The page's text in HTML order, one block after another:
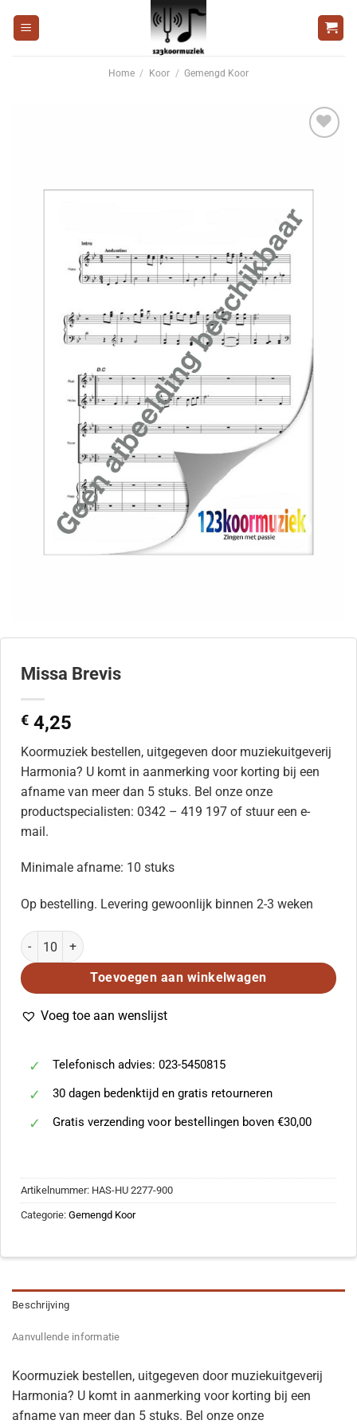
naar
Home / Koor / Gemengd Koor
Missa Brevis
€ 4,25
Koormuziek bestellen, uitgegeven door muziekuitgeverij
Harmonia? U komt in aanmerking voor korting bij een
afname van meer dan 5 stuks. Bel onze onze
productspecialisten: 0342 – 419 197 of stuur een e-
mail.
Minimale afname: 10 stuks
Op bestelling. Levering gewoonlijk binnen 2-3 weken
Missa Brevis aantal
Toevoegen aan winkelwagen
Voeg toe aan wenslijst
Telefonisch advies: 023-5450815
30 dagen bedenktijd en gratis retourneren
Gratis verzending voor bestellingen boven €30,00
Artikelnummer: HAS-HU 2277-900
Categorie: Gemengd Koor
Beschrijving
Aanvullende informatie
Koormuziek bestellen, uitgegeven door muziekuitgeverij
Harmonia? U komt in aanmerking voor korting bij een
afname van meer dan 5 stuks. Bel onze onze